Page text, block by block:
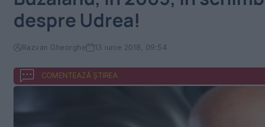
despre Udrea!
Razvan Gheorghe 13 iunie 2018, 09:54
COMENTEAZĂ ȘTIREA